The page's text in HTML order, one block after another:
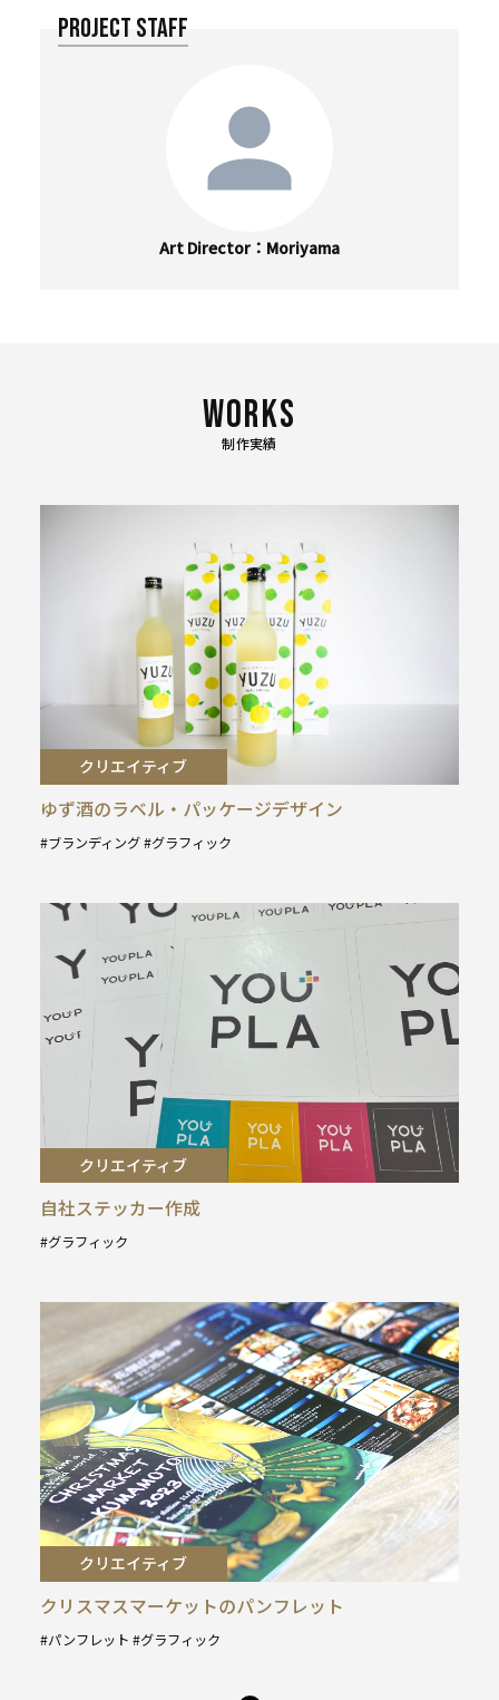
PROJECT STAFF
Art Director Moriyama
制作実績
クリエイティブ
ゆず酒のラベル・パッケージデザイン
ブランディング グラフィック
クリエイティブ
自社ステッカー作成
グラフィック
クリエイティブ
クリスマスマーケットのパンフレット
パンフレット グラフィック